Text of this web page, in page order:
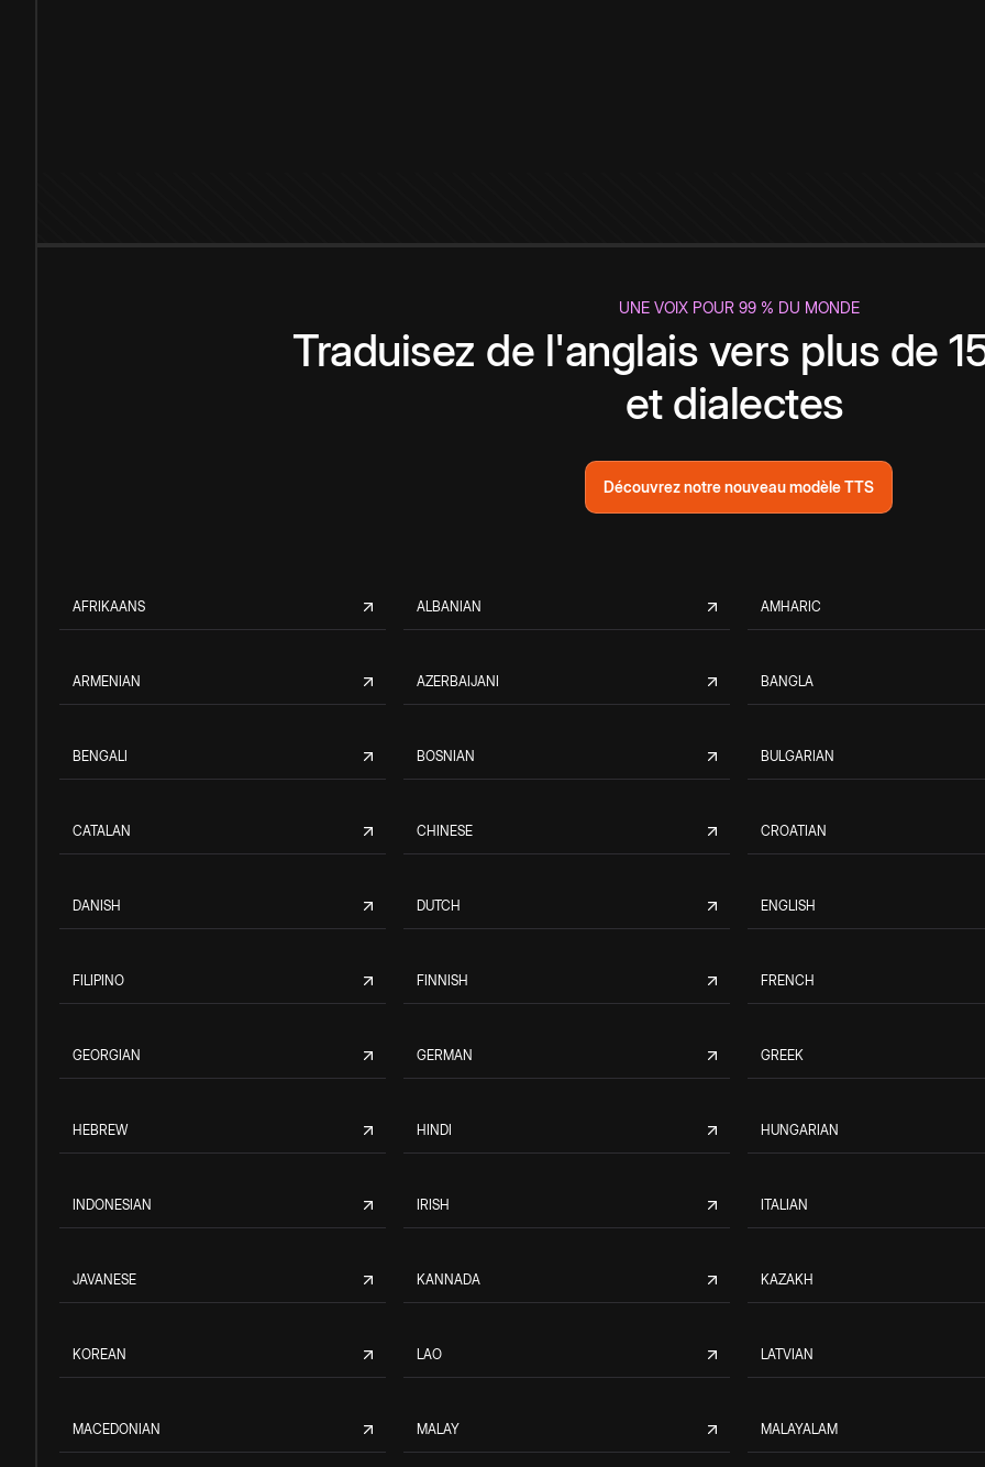
UNE VOIX POUR 99 % DU MONDE
Traduisez de l'anglais vers plus de
et dialectes
Découvrez notre nouveau modèle TTS
AFRIKAANS ALBANIAN AMHARIC
ARMENIAN AZERBAIJANI BANGLA
BENGALI BOSNIAN BULGARIAN
CATALAN CHINESE CROATIAN
DANISH DUTCH ENGLISH
FILIPINO FINNISH FRENCH
GEORGIAN GERMAN GREEK
HEBREW HINDI HUNGARIAN
INDONESIAN IRISH ITALIAN
JAVANESE KANNADA KAZAKH
KOREAN LAO LATVIAN
MACEDONIAN MALAY MALAYALAM